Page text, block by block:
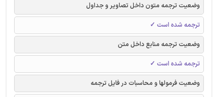
وضعیت ترجمه متون داخل تصاویر و جداول
ترجمه شده است ✓
وضعیت ترجمه منابع داخل متن
ترجمه شده است ✓
وضعیت فرمولها و محاسبات در فایل ترجمه